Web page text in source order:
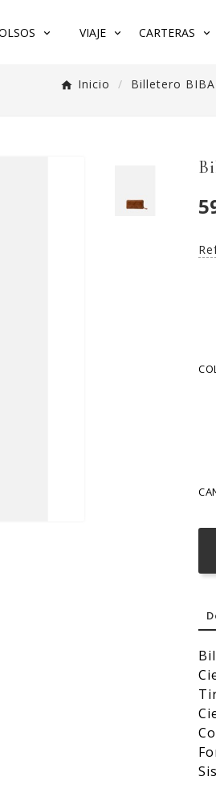
VIAJE CARTERAS
Inicio Billetero